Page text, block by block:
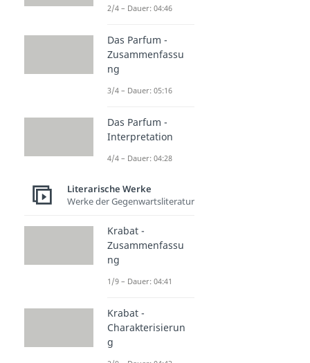
2/4 – Dauer: 04:46
Das Parfum -
Zusammenfassu
ng
3/4 – Dauer: 05:16
Das Parfum -
Interpretation
4/4 – Dauer: 04:28
Literarische Werke
Werke der Gegenwartsliteratur
Krabat -
Zusammenfassu
ng
1/9 – Dauer: 04:41
Krabat -
Charakterisierun
g